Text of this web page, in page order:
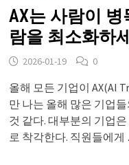
AX는 사람이
람을 최소화하
2026-01-19 0
올해 모든 기업이 AX(AI
만 나는 올해 많은 기업
것 같다. 대부분의 기업
로 착각한다. 직원들에